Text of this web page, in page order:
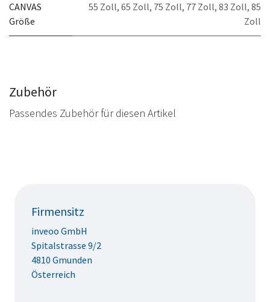
CANVAS
Größe
55 Zoll, 65 Zoll, 75 Zoll, 77 Zoll, 83 Zoll, 85
Zoll
Zubehör
Passendes Zubehör für diesen Artikel
Firmensitz
inveoo GmbH
Spitalstrasse 9/2
4810 Gmunden
Österreich